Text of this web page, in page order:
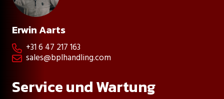
Erwin Aarts
 +31 6 47 217 163
 sales@bplhandling.com
Service und Wartung